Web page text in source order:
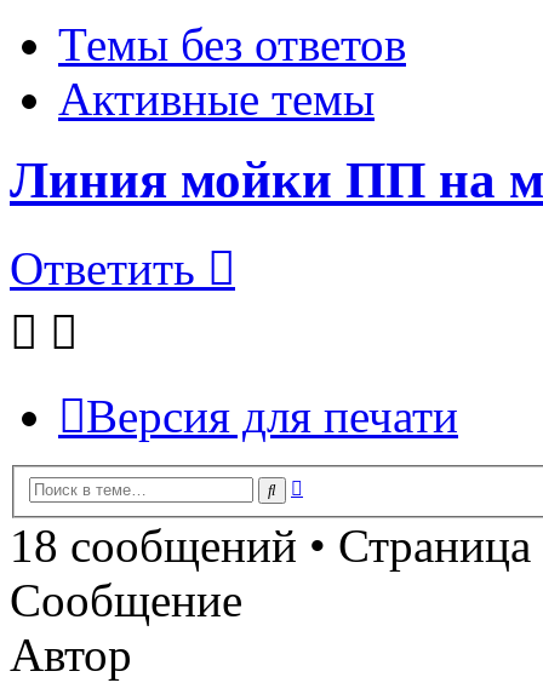
Темы без ответов
Активные темы
Линия мойки ПП на
Ответить
Версия для печати
Поиск
18 сообщений • Страница
Сообщение
Автор